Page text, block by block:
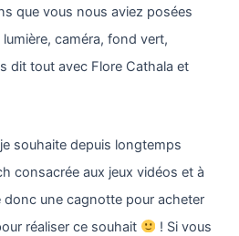
que vous nous aviez posées
caméra, fond vert,
dit tout avec Flore Cathala et
souhaite depuis longtemps
consacrée aux jeux vidéos et à
donc une cagnotte pour acheter
réaliser ce souhait
! Si vous